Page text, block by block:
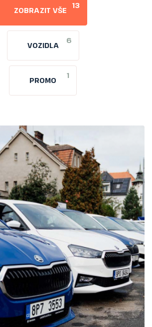
ZOBRAZIT VŠE
13
VOZIDLA
6
PROMO
1